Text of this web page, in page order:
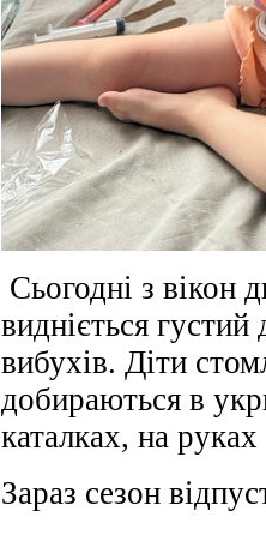
Сьогодні з вікон
видніється
вибухів. Діти
добираються в
каталках, на
Зараз сезон